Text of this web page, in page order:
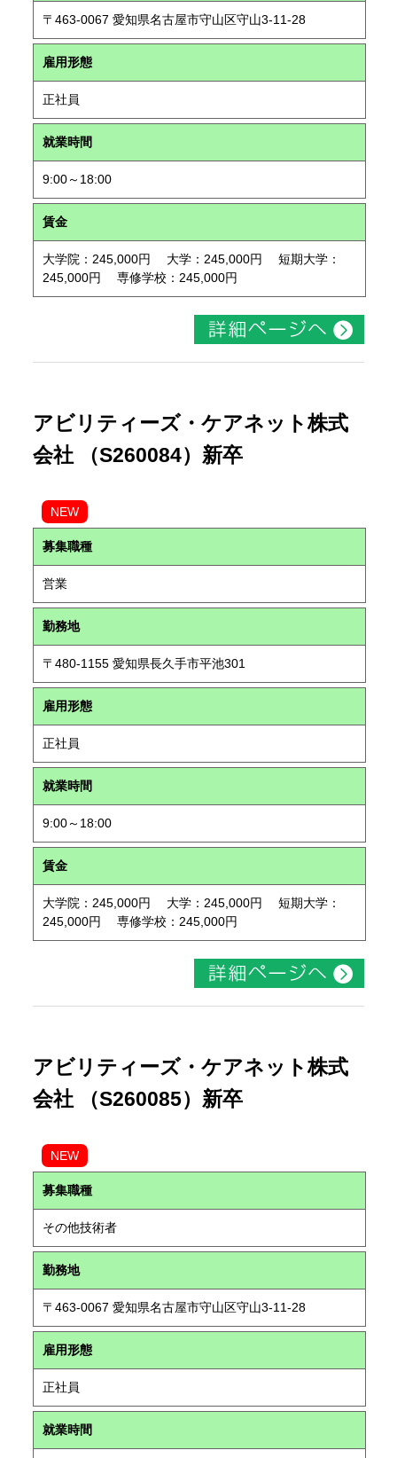
〒463-0067 愛知県名古屋市守山区守山3-11-28
雇用形態
正社員
就業時間
9:00～18:00
賃金
大学院：245,000円 大学：245,000円 短期大学：
245,000円 専修学校：245,000円
アビリティーズ・ケアネット株式
会社 （S260084）新卒
NEW
募集職種
営業
勤務地
〒480-1155 愛知県長久手市平池301
雇用形態
正社員
就業時間
9:00～18:00
賃金
大学院：245,000円 大学：245,000円 短期大学：
245,000円 専修学校：245,000円
アビリティーズ・ケアネット株式
会社 （S260085）新卒
NEW
募集職種
その他技術者
勤務地
〒463-0067 愛知県名古屋市守山区守山3-11-28
雇用形態
正社員
就業時間